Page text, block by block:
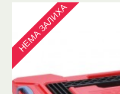
НЕМА ЗАЛИХА